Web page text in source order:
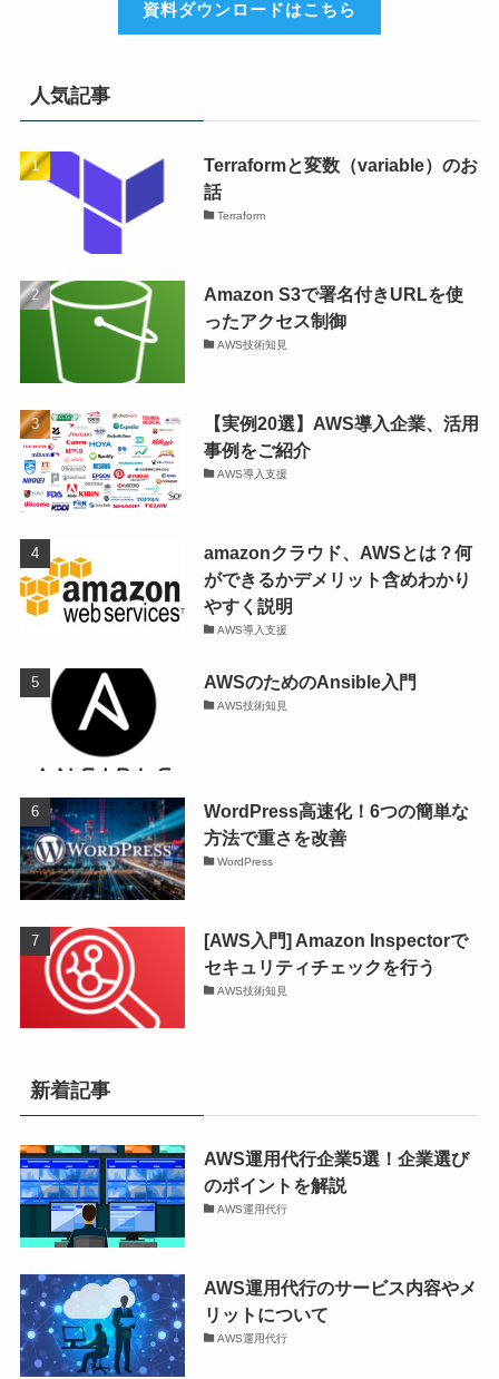
資料ダウンロードはこちら
人気記事
Terraformと変数（variable）のお
話
Terraform
Amazon S3で署名付きURLを使
ったアクセス制御
AWS技術知見
【実例20選】AWS導入企業、活用
事例をご紹介
AWS導入支援
amazonクラウド、AWSとは？何
ができるかデメリット含めわかり
やすく説明
AWS導入支援
AWSのためのAnsible入門
AWS技術知見
WordPress高速化！6つの簡単な
方法で重さを改善
WordPress
[AWS入門] Amazon Inspectorで
セキュリティチェックを行う
AWS技術知見
新着記事
AWS運用代行企業5選！企業選び
のポイントを解説
AWS運用代行
AWS運用代行のサービス内容やメ
リットについて
AWS運用代行